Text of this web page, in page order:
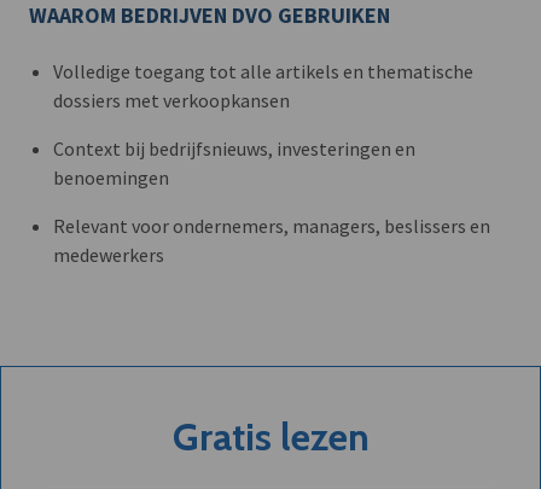
WAAROM BEDRIJVEN DVO GEBRUIKEN
Volledige toegang tot alle artikels en thematische
dossiers met verkoopkansen
Context bij bedrijfsnieuws, investeringen en
benoemingen
Relevant voor ondernemers, managers, beslissers en
medewerkers
Gratis lezen